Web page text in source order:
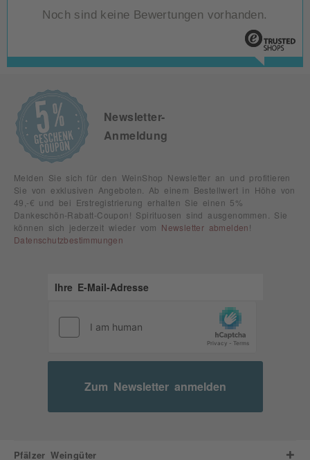
Noch sind keine Bewertungen vorhanden.
Newsletter-
Anmeldung
Melden Sie sich für den WeinShop Newsletter an und profitieren
Sie von exklusiven Angeboten. Ab einem Bestellwert in Höhe von
49,-€ und bei Erstregistrierung erhalten Sie einen 5%
Dankeschön-Rabatt-Coupon! Spirituosen sind ausgenommen. Sie
können sich jederzeit wieder vom Newsletter abmelden !
Datenschutzbestimmungen
Zum Newsletter anmelden
Pfälzer Weingüter